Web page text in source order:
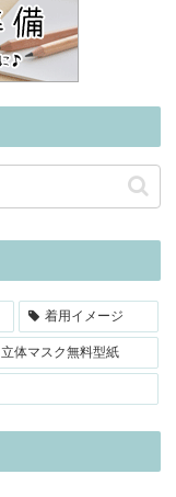
着用イメージ
立体マスク無料型紙